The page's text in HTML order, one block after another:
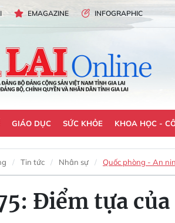
EMAGAZINE INFOGRAPHIC
GIÁO DỤC SỨC KHỎE KHOA HỌC -
Tin tức Nhân sự Quốc phòng - An
Điểm tựa